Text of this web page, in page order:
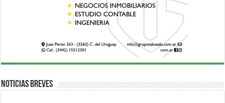
Noticias breves